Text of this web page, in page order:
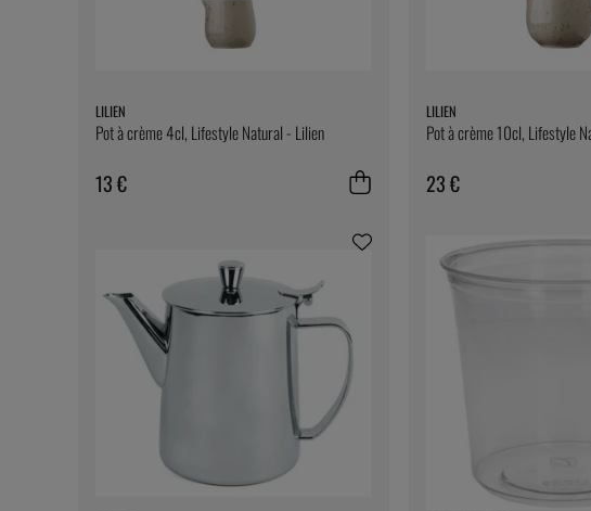
LILIEN
Pot à crème 4cl, Lifestyle Natural - Lilien
13 €
LILIEN
Pot à crème 10cl, Lifestyle
23 €